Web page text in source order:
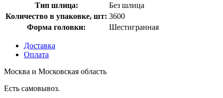
Тип шлица:
Без шлица
Количество в упаковке, шт: 3600
Форма головки:
Шестигранная
Доставка
Оплата
Москва и Московская область
Есть самовывоз.